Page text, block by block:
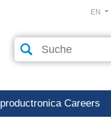
EN
productronica Careers